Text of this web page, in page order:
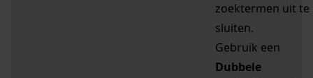
zoektermen uit te
sluiten.
Gebruik een
Dubbele